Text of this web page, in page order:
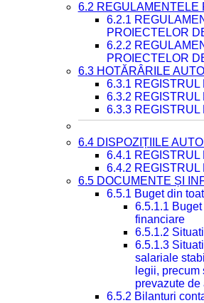
6.2 REGULAMENTELE
6.2.1
PROIECTELOR
6.2.2
PROIECTELOR
6.3 HOTĂRÂRILE
6.3.1
6.3.2
6.3.3
6.4 DISPOZIȚIILE
6.4.1
6.4.2
6.5 DOCUMENTE ȘI
6.5.1 Buget din
6.5.1.1
financiare
6.5.1.2
6.5.1.3
salariale
legii, precum
prevazute de
6.5.2 Bilanturi